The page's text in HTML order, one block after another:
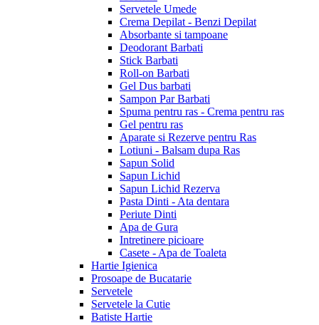
Servetele Umede
Crema Depilat - Benzi Depilat
Absorbante si tampoane
Deodorant Barbati
Stick Barbati
Roll-on Barbati
Gel Dus barbati
Sampon Par Barbati
Spuma pentru ras - Crema pentru ras
Gel pentru ras
Aparate si Rezerve pentru Ras
Lotiuni - Balsam dupa Ras
Sapun Solid
Sapun Lichid
Sapun Lichid Rezerva
Pasta Dinti - Ata dentara
Periute Dinti
Apa de Gura
Intretinere picioare
Casete - Apa de Toaleta
Hartie Igienica
Prosoape de Bucatarie
Servetele
Servetele la Cutie
Batiste Hartie